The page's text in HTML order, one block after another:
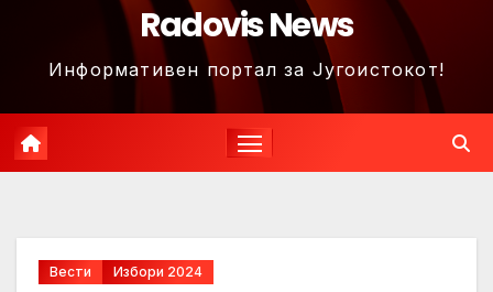
Radovis News
Информативен портал за Југоистокот!
Вести Избори 2024